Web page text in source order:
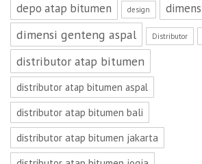
depo atap bitumen design
dimensi genteng aspal Distributor
distributor atap bitumen
distributor atap bitumen aspal
distributor atap bitumen bali
distributor atap bitumen jakarta